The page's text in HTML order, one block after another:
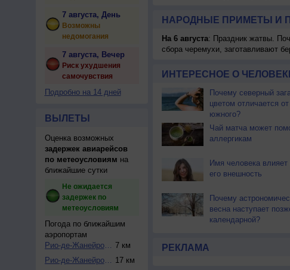
7 августа, День
Возможны
недомогания
7 августа, Вечер
Риск ухудшения
самочувствия
Подробно на 14 дней
ВЫЛЕТЫ
Оценка возможных
задержек авиарейсов
по метеоусловиям на
ближайшие сутки
Не ожидается
задержек по
метеоусловиям
Погода по ближайшим
аэропортам
Рио-де-Жанейро / ... 7 км
Рио-де-Жанейро / ... 17 км
НАРОДНЫЕ ПРИМЕТЫ И
На 6 августа: Праздник жатвы.
сбора черемухи, заготавливают
ИНТЕРЕСНОЕ О
Почему северный
цветом отличается от
южного?
Чай матча может
аллергикам
Имя человека влияет
его внешность
Почему
весна наступает
календарной?
РЕКЛАМА